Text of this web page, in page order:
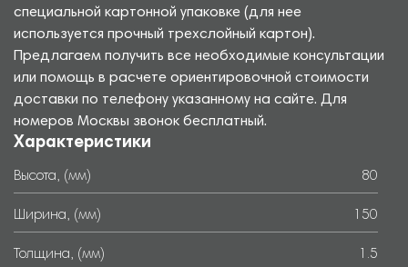
специальной картонной упаковке (для нее
используется прочный трехслойный картон).
Предлагаем получить все необходимые консультации
или помощь в расчете ориентировочной стоимости
доставки по телефону указанному на сайте. Для
номеров Москвы звонок бесплатный.
Характеристики
Высота, (мм) 80
Ширина, (мм) 150
Толщина, (мм) 1.5